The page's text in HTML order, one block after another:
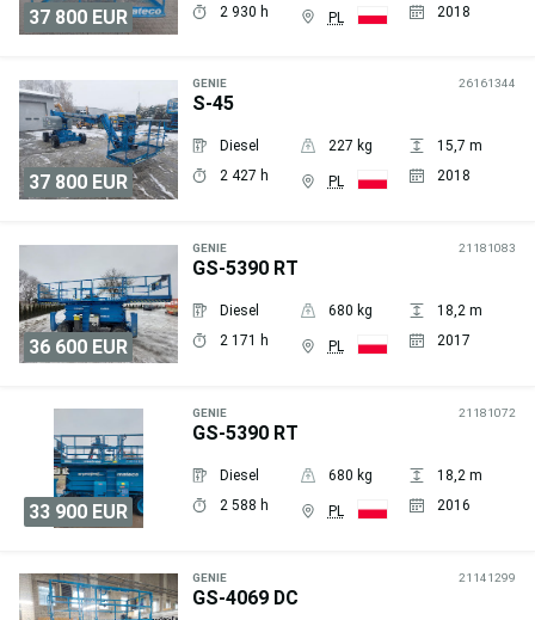
37 800 EUR
2 930 h
PL 2018
37 800 EUR
GENIE
S-45
26161344
Diesel 227 kg
15,7 m
2 427 h
PL 2018
36 600 EUR
GENIE
GS-5390 RT
21181083
Diesel 680 kg
18,2 m
2 171 h
PL 2017
33 900 EUR
GENIE
GS-5390 RT
21181072
Diesel 680 kg
18,2 m
2 588 h
PL 2016
GENIE
GS-4069 DC
21141299